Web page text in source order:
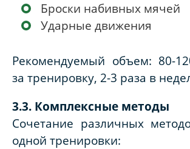
Броски набивных мячей
Ударные движения
Рекомендуемый объем: 80-
за тренировку, 2-3 раза в
3.3. Комплексные методы
Сочетание различных
одной тренировки: